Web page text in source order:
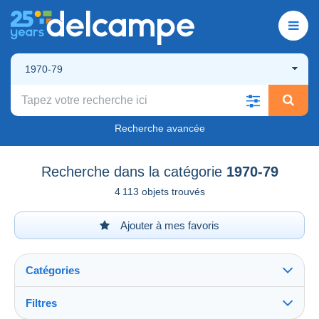
1970-79
Recherche avancée
Recherche dans la catégorie 1970-79
4 113 objets trouvés
Ajouter à mes favoris
Catégories
Filtres